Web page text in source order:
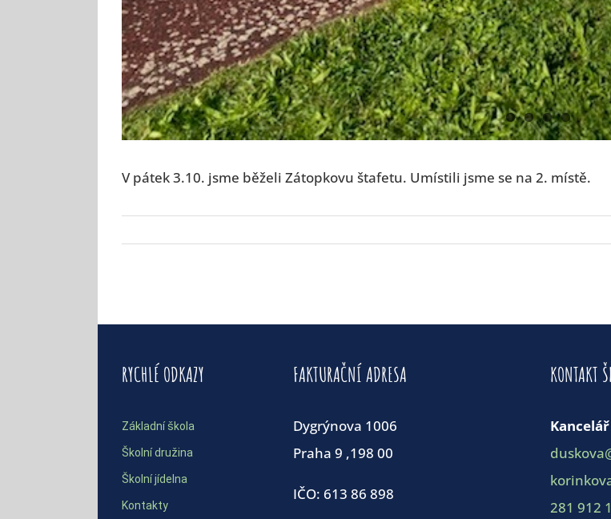
V pátek 3.10. jsme běželi Zátopkovu štafetu. Umístili jsme se na 2. místě.
RYCHLÉ ODKAZY
Základní škola
Školní družina
Školní jídelna
Kontakty
FAKTURAČNÍ ADRESA
Dygrýnova 1006
Praha 9 ,198 00
IČO: 613 86 898
KONTAKT
281 912